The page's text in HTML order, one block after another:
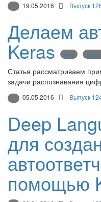
19.05.2016 Выпуск
Делаем
Keras Keras Deep
Статья рассматриваем
задачи распознавания
05.05.2016 Выпуск
Deep
для
помощью